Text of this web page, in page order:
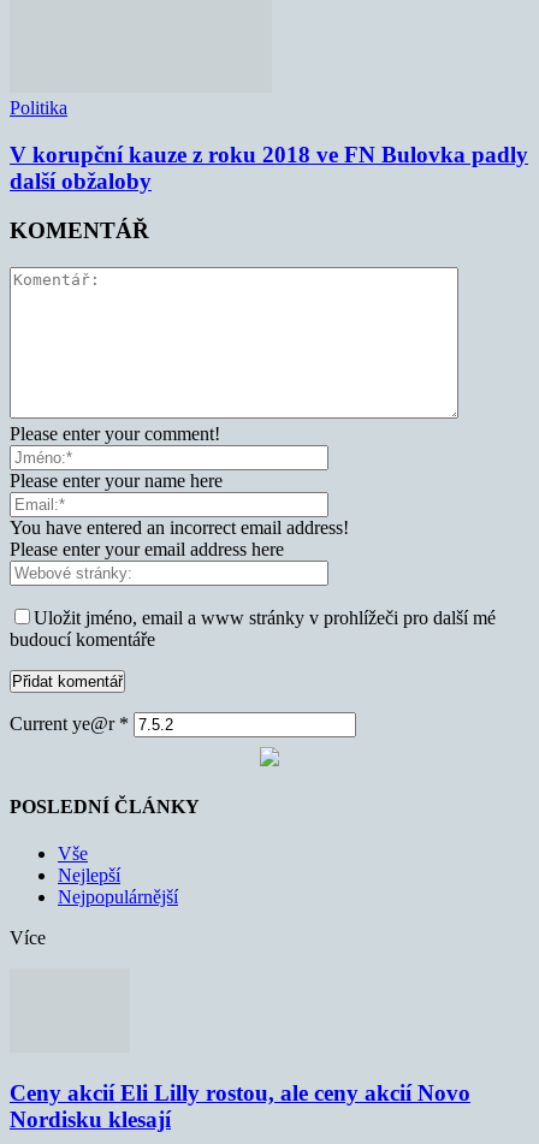
Politika
V korupční kauze z roku 2018 ve FN Bulovka padly
další obžaloby
KOMENTÁŘ
Please enter your comment!
Please enter your name here
You have entered an incorrect email address!
Please enter your email address here
Uložit jméno, email a www stránky v prohlížeči pro další mé
budoucí komentáře
Current ye@r *
POSLEDNÍ ČLÁNKY
Vše
Nejlepší
Nejpopulárnější
Více
Ceny akcií Eli Lilly rostou, ale ceny akcií Novo
Nordisku klesají